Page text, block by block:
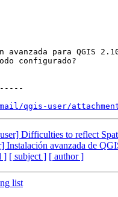
avanzada para QGIS
configurado?
qgis-user/
Difficulties to reflect
Instalación avanzada de
] [ subject ] [ author ]
list